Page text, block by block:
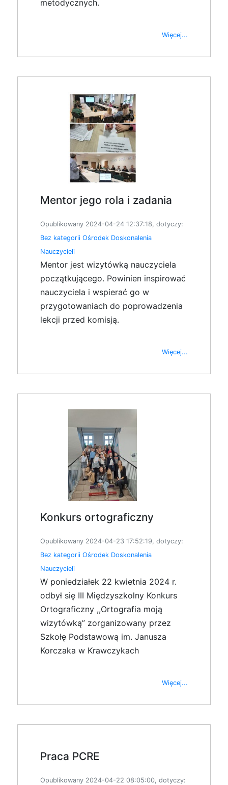
metodycznych.
Więcej...
Mentor jego rola i zadania
Opublikowany 2024-04-24 12:37:18, dotyczy:
Bez kategorii Ośrodek Doskonalenia
Nauczycieli
Mentor jest wizytówką nauczyciela
początkującego. Powinien inspirować
nauczyciela i wspierać go w
przygotowaniach do poprowadzenia
lekcji przed komisją.
Więcej...
Konkurs ortograficzny
Opublikowany 2024-04-23 17:52:19, dotyczy:
Bez kategorii Ośrodek Doskonalenia
Nauczycieli
W poniedziałek 22 kwietnia 2024 r.
odbył się III Międzyszkolny Konkurs
Ortograficzny ,,Ortografia moją
wizytówką” zorganizowany przez
Szkołę Podstawową im. Janusza
Korczaka w Krawczykach
Więcej...
Praca PCRE
Opublikowany 2024-04-22 08:05:00, dotyczy: